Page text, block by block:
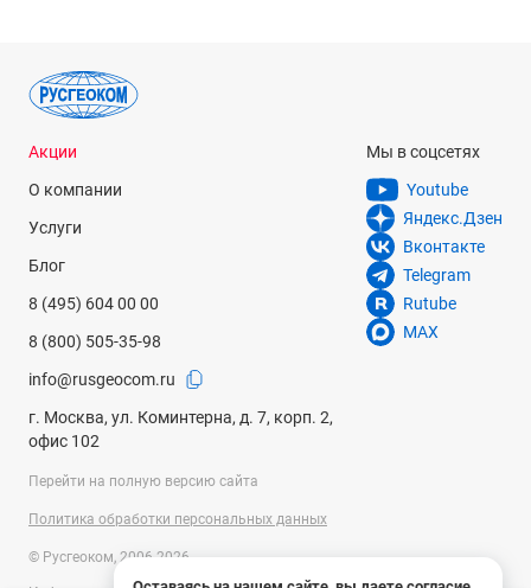
т.д.
Преимущества
Отображение результатов в разных единицах
измерений
, выбираемых через настройки, дает
люксметрыдля решения
разнотипных измерительных задач, исключая
необходимость пересчета показаний.
Автоматическая фиксация минимальных и
замеров позволяет контролировать равномерность
освещенности, оценивая комфортность условий в
помещениях и на рабочих местах либо безопасность
Батарейное питаниеобеспечивает полную
автономность инструментов данной категории, делая их
функция авто-отключения при длительном бездействии
Акции
О компании
Услуги
Блог
8 (495) 604 00 00
8 (800) 505-35-98
info@rusgeocom.ru
г. Москва, ул. Коминтерна, д. 7, корп. 2,
офис 102
Мы в соцсетях
Youtube
Яндекс.Дзен
Вконтакте
Telegram
Rutube
MAX
Перейти на полную версию сайта
Политика обработки персональных данных
© Русгеоком, 2006-2026